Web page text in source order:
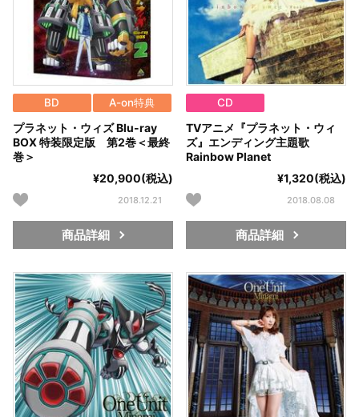
BD A-on特典
プラネット・ウィズ Blu-ray
BOX 特装限定版 第2巻＜最終
巻＞
¥20,900(税込)
2018.12.21
商品詳細
CD
TVアニメ『プラネット・ウィ
ズ』エンディング主題歌
Rainbow Planet
¥1,320(税込)
2018.08.08
商品詳細